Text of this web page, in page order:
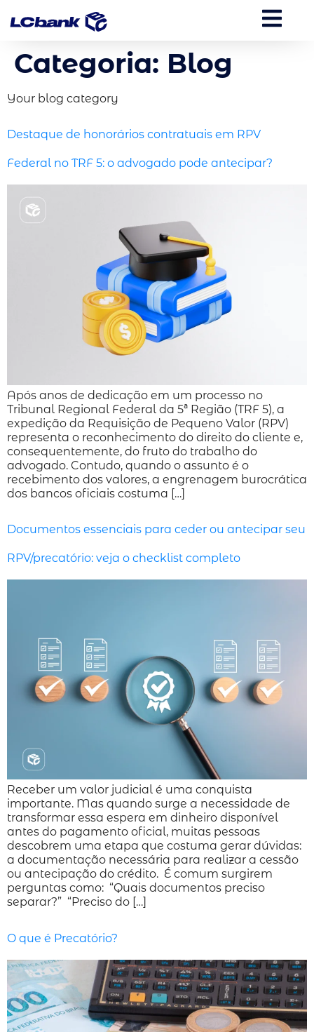
Categoria: Blog
Your blog category
Destaque de honorários contratuais em RPV
Federal no TRF 5: o advogado pode antecipar?
Após anos de dedicação em um processo no
Tribunal Regional Federal da 5ª Região (TRF 5), a
expedição da Requisição de Pequeno Valor (RPV)
representa o reconhecimento do direito do cliente e,
consequentemente, do fruto do trabalho do
advogado. Contudo, quando o assunto é o
recebimento dos valores, a engrenagem burocrática
dos bancos oficiais costuma […]
Documentos essenciais para ceder ou antecipar seu
RPV/precatório: veja o checklist completo
Receber um valor judicial é uma conquista
importante. Mas quando surge a necessidade de
transformar essa espera em dinheiro disponível
antes do pagamento oficial, muitas pessoas
descobrem uma etapa que costuma gerar dúvidas:
a documentação necessária para realizar a cessão
ou antecipação do crédito. É comum surgirem
perguntas como: “Quais documentos preciso
separar?” “Preciso do […]
O que é Precatório?